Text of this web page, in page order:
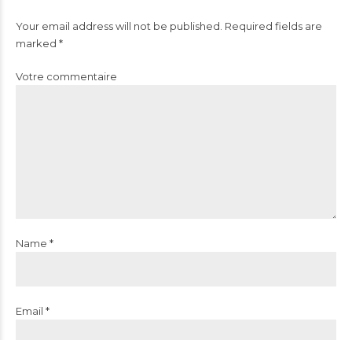
Your email address will not be published. Required fields are
marked *
Votre commentaire
Name *
Email *